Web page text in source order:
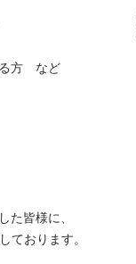
方　など
た皆様に、
ております。